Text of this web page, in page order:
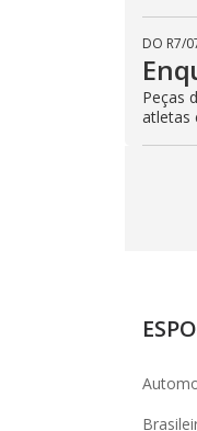
DO R7/
Peças
atletas